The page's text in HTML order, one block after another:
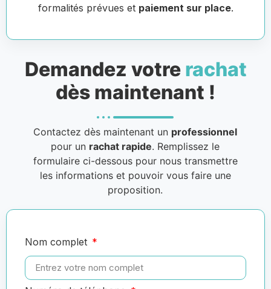
formalités prévues et paiement sur place.
Demandez votre rachat
dès maintenant !
Contactez dès maintenant un professionnel
pour un rachat rapide. Remplissez le
formulaire ci-dessous pour nous transmettre
les informations et pouvoir vous faire une
proposition.
Nom complet